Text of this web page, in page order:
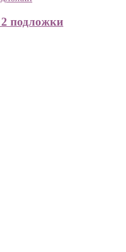
2 подложки